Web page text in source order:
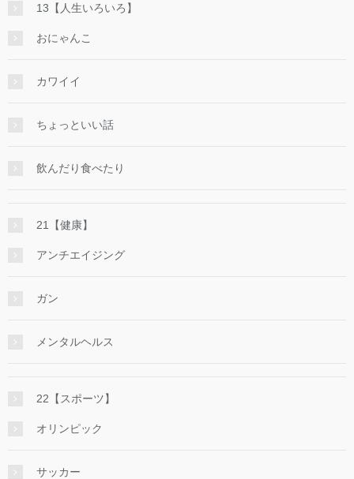
13【人生いろいろ】
おにゃんこ
カワイイ
ちょっといい話
飲んだり食べたり
21【健康】
アンチエイジング
ガン
メンタルヘルス
22【スポーツ】
オリンピック
サッカー